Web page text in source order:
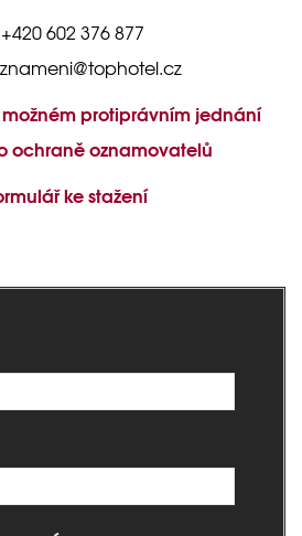
602 376 877
protiprávním jednání
ochraně oznamovatelů
ke stažení